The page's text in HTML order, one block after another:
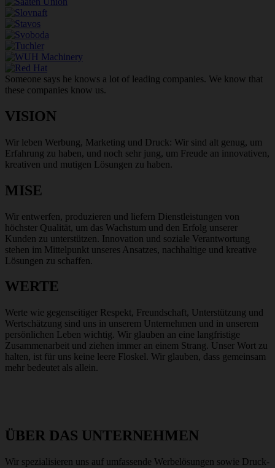
Someone says he knows a lot of leading companies. We know that
these companies know us.
VISION
Wir leben Werbung, Marketing und Druck: Wir sind alt genug, um
Erfahrung zu haben, und noch sehr jung, um Freude an innovativen,
kreativen und mutigen Lösungen zu haben.
MISE
Wir entwerfen, produzieren und liefern Dienstleistungen von
höchster Qualität, um das Wachstum und den Erfolg unserer
Kunden zu unterstützen. Innovation und soziale Verantwortung
stehen im Mittelpunkt unseres Ansatzes, nachhaltige und kreative
Lösungen zu schaffen.
WERTE
Werte wie gegenseitiger Respekt, Freundschaft, Unterstützung und
Wertschätzung sind uns in unserem Unternehmen und in unserem
persönlichen Leben wichtig. Wir glauben an eine langfristige
Zusammenarbeit und ziehen immer an einem Strang. Unser Wort zu
halten, ist für uns keine leere Floskel. Wir glauben, dass gemeinsam
mehr bedeutet als allein.
ÜBER DAS UNTERNEHMEN
Wir spezialisieren uns auf umfassende Werbelösungen sowie Druck-